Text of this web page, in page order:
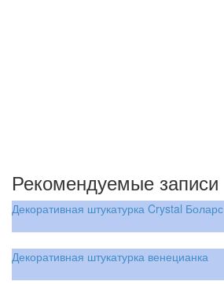
Рекомендуемые записи
Декоративная штукатурка Crystal Боларс
Декоративная штукатурка венецианка